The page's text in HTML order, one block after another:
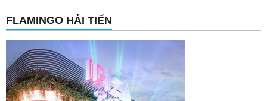
FLAMINGO HẢI TIẾN